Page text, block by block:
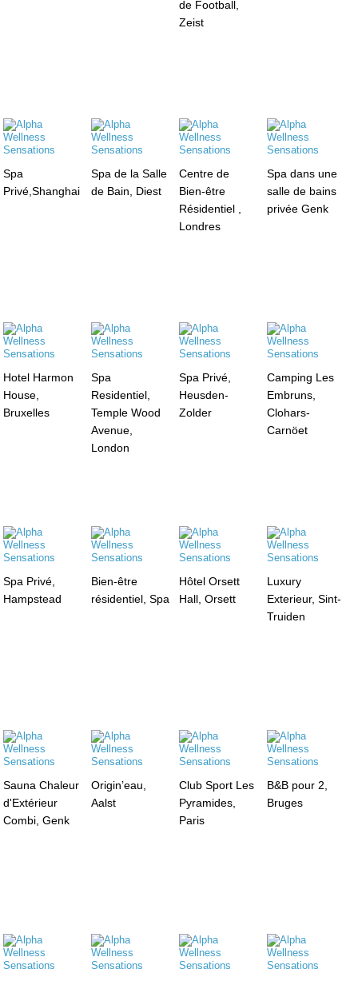
de Football,
Zeist
Spa
Privé,Shanghai
Spa de la Salle
de Bain, Diest
Centre de
Bien-être
Résidentiel ,
Londres
Spa dans une
salle de bains
privée Genk
Hotel Harmon
House,
Bruxelles
Spa
Residentiel,
Temple Wood
Avenue,
London
Spa Privé,
Heusden-
Zolder
Camping Les
Embruns,
Clohars-
Carnöet
Spa Privé,
Hampstead
Bien-être
résidentiel, Spa
Hôtel Orsett
Hall, Orsett
Luxury
Exterieur, Sint-
Truiden
Sauna Chaleur
d'Extérieur
Combi, Genk
Origin’eau,
Aalst
Club Sport Les
Pyramides,
Paris
B&B pour 2,
Bruges